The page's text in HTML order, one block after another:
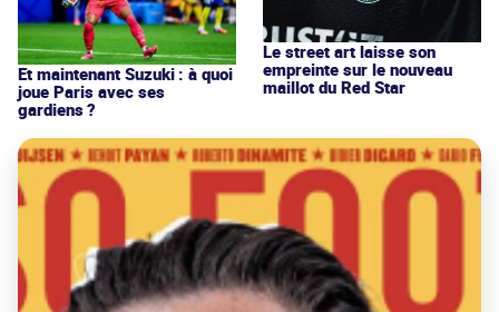
Et maintenant Suzuki : à quoi
joue Paris avec ses
gardiens ?
Le street art laisse son
empreinte sur le nouveau
maillot du Red Star